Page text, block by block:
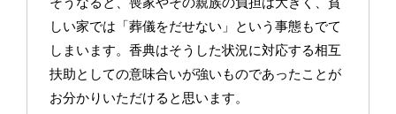
しい家では「葬儀をだせない」という事態もでて
しまいます。香典はそうした状況に対応する相互
扶助としての意味合いが強いものであったことが
お分かりいただけると思います。